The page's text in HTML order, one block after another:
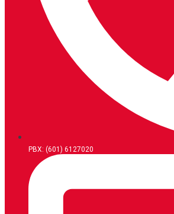
PBX: (601) 6127020